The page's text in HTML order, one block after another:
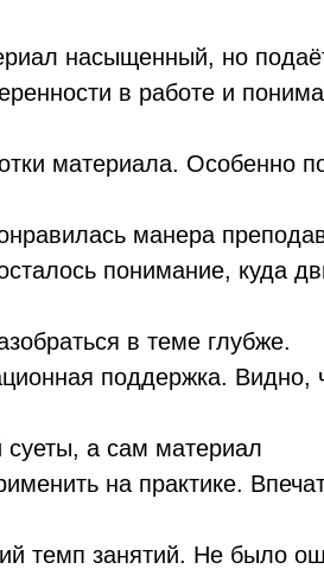
насыщенный, но
в работе и
материала. Особенно
манера
понимание, куда
в теме глубже.
поддержка. Видно,
суеты, а сам материал
на практике.
темп занятий. Не было